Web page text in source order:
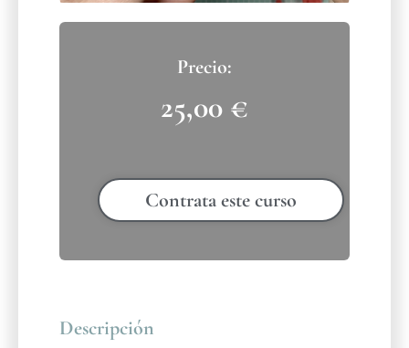
25,00 €
Contrata este curso
Descripción